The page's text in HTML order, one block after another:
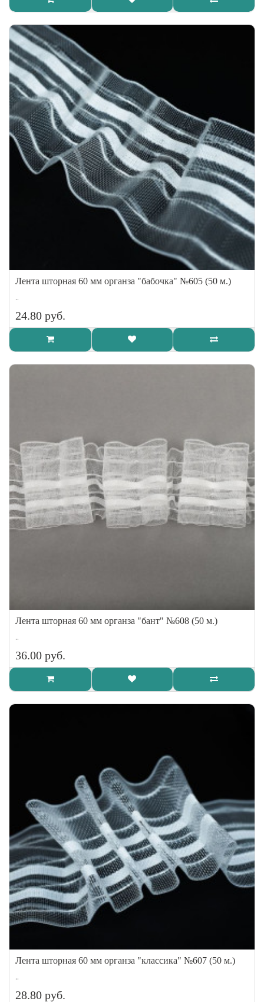
Лента шторная 60 мм органза "бабочка" №605 (50 м.)
..
24.80 руб.
Лента шторная 60 мм органза "бант" №608 (50 м.)
..
36.00 руб.
Лента шторная 60 мм органза "классика" №607 (50 м.)
..
28.80 руб.